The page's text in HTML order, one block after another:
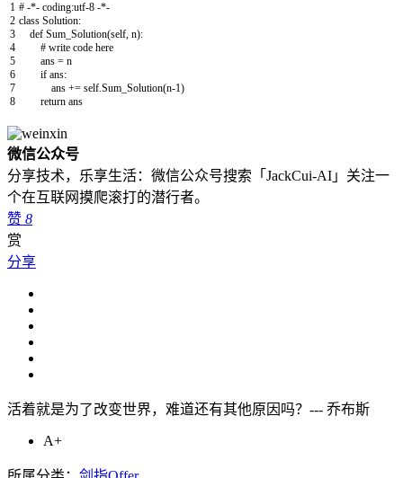
1
2
3
4
5
6
7
8
# -*- coding:utf-8 -*-
class Solution:
def Sum_Solution(self, n):
# write code here
ans = n
if ans:
ans += self.Sum_Solution(n-1)
return ans
微信公众号
分享技术，乐享生活：微信公众号搜索「JackCui-AI」关注一
个在互联网摸爬滚打的潜行者。
赞 8
赏
分享
活着就是为了改变世界，难道还有其他原因吗？--- 乔布斯
A+